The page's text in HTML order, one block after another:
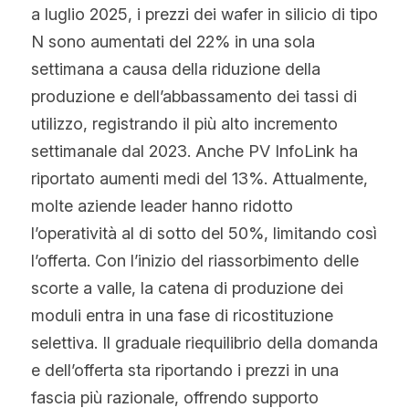
a luglio 2025, i prezzi dei wafer in silicio di tipo
N sono aumentati del 22% in una sola
settimana a causa della riduzione della
produzione e dell’abbassamento dei tassi di
utilizzo, registrando il più alto incremento
settimanale dal 2023. Anche PV InfoLink ha
riportato aumenti medi del 13%. Attualmente,
molte aziende leader hanno ridotto
l’operatività al di sotto del 50%, limitando così
l’offerta. Con l’inizio del riassorbimento delle
scorte a valle, la catena di produzione dei
moduli entra in una fase di ricostituzione
selettiva. Il graduale riequilibrio della domanda
e dell’offerta sta riportando i prezzi in una
fascia più razionale, offrendo supporto